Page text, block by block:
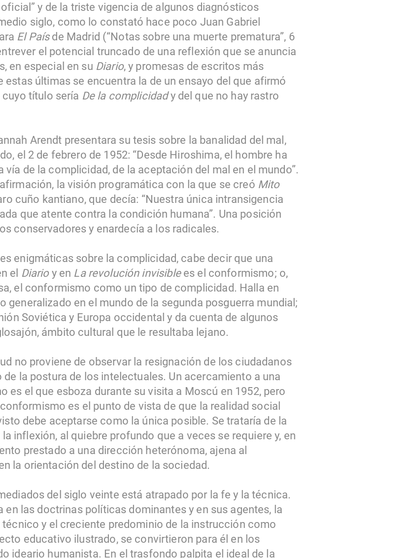
y de la triste vigencia de algunos diagnósticos
siglo, como lo constató hace poco Juan Gabriel
El Paísde Madrid (“Notas sobre una muerte prematura”, 6
el potencial truncado de una reflexión que se anuncia
en especial en su Diario, y promesas de escritos más
estas últimas se encuentra la de un ensayo del que afirmó
cuyo título sería De la complicidady del que no hay rastro
Arendt presentara su tesis sobre la banalidad del mal,
el 2 de febrero de 1952: “Desde Hiroshima, el hombre ha
vía de la complicidad, de la aceptación del mal en el mundo”.
la visión programática con la que se creó Mito
cuño kantiano, que decía: “Nuestra única intransigencia
que atente contra la condición humana”. Una posición
conservadores y enardecía a los radicales.
enigmáticas sobre la complicidad, cabe decir que una
el Diarioy en La revolución invisiblees el conformismo; o,
el conformismo como un tipo de complicidad. Halla en
generalizado en el mundo de la segunda posguerra mundial;
Soviética y Europa occidental y da cuenta de algunos
ámbito cultural que le resultaba lejano.
no proviene de observar la resignación de los ciudadanos
la postura de los intelectuales. Un acercamiento a una
es el que esboza durante su visita a Moscú en 1952, pero
es el punto de vista de que la realidad social
debe aceptarse como la única posible. Se trataría de la
inflexión, al quiebre profundo que a veces se requiere y, en
prestado a una dirección heterónoma, ajena al
la orientación del destino de la sociedad.
del siglo veinte está atrapado por la fe y la técnica.
en las doctrinas políticas dominantes y en sus agentes, la
y el creciente predominio de la instrucción como
educativo ilustrado, se convirtieron para él en los
ideario humanista. En el trasfondo palpita el ideal de la